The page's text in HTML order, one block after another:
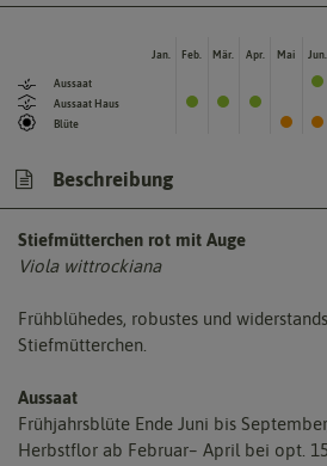
Aussaat
Aussaat Haus
Blüte
Jan. Feb. Mär. Apr. Mai Jun.
Beschreibung
Stiefmütterchen rot mit Auge
Viola wittrockiana
Frühblühedes, robustes und
Stiefmütterchen.
Aussaat
Frühjahrsblüte Ende Juni bis
Herbstflor ab Februar– April bei opt.